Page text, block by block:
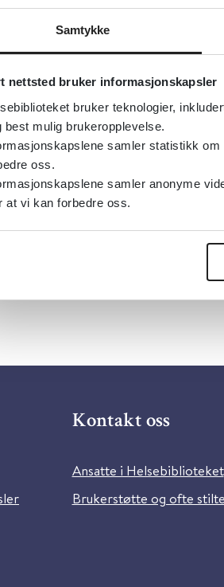
Samtykke
nettsted bruker informasjonskapsler
bruker teknologier,
best mulig brukeropplevelse.
samler statistikk
oss.
samler anonyme
at vi kan forbedre oss.
Kontakt oss
Ansatte i Helsebiblioteket
Brukerstøtte og ofte